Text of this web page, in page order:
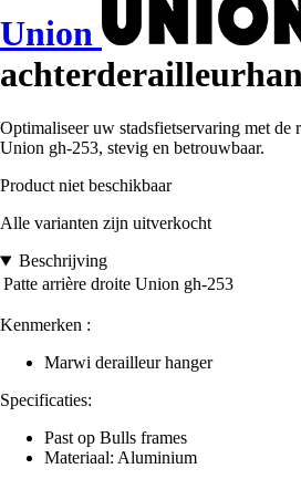
Union
Optimaliseer uw stadsfietservaring met de
Union gh-253, stevig en betrouwbaar.
Product niet beschikbaar
Alle varianten zijn uitverkocht
Beschrijving
Patte arrière droite Union gh-253
Kenmerken :
Marwi derailleur hanger
Specificaties:
Past op Bulls frames
Materiaal: Aluminium